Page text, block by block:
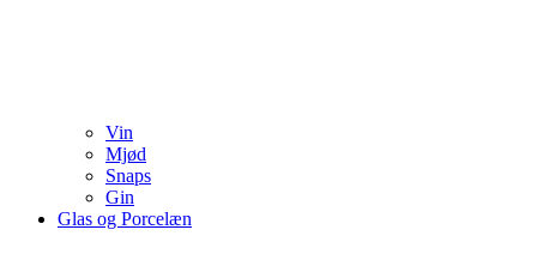
Vin
Mjød
Snaps
Gin
Glas og Porcelæn